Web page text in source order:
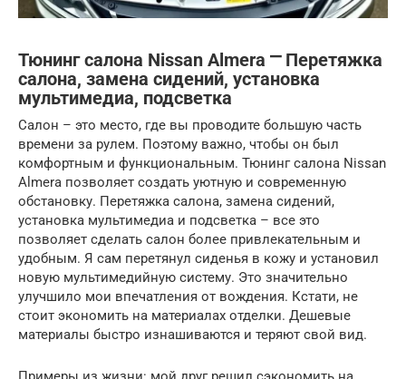
Тюнинг салона Nissan Almera ⎻ Перетяжка
салона, замена сидений, установка
мультимедиа, подсветка
Салон – это место, где вы проводите большую часть
времени за рулем. Поэтому важно, чтобы он был
комфортным и функциональным. Тюнинг салона Nissan
Almera позволяет создать уютную и современную
обстановку. Перетяжка салона, замена сидений,
установка мультимедиа и подсветка – все это
позволяет сделать салон более привлекательным и
удобным. Я сам перетянул сиденья в кожу и установил
новую мультимедийную систему. Это значительно
улучшило мои впечатления от вождения. Кстати, не
стоит экономить на материалах отделки. Дешевые
материалы быстро изнашиваются и теряют свой вид.